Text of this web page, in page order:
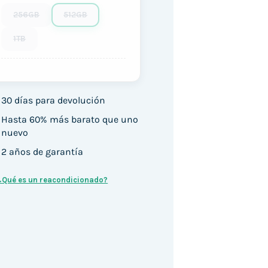
256GB 512GB
1TB
30 días para devolución
Hasta 60% más barato que uno
nuevo
2 años de garantía
es un reacondicionado?